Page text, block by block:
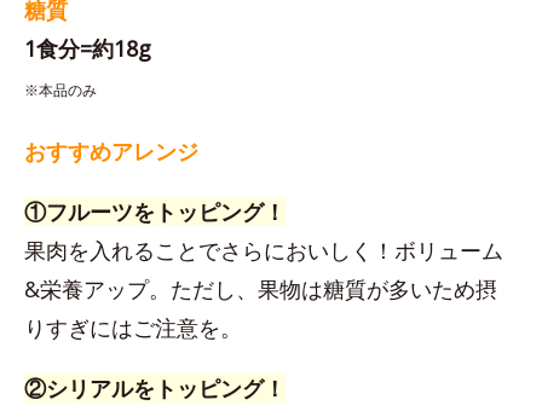
糖質
1食分=約18g
※本品のみ
おすすめアレンジ
①フルーツをトッピング！
果肉を入れることでさらにおいしく！ボリューム
&栄養アップ。ただし、果物は糖質が多いため摂
りすぎにはご注意を。
②シリアルをトッピング！